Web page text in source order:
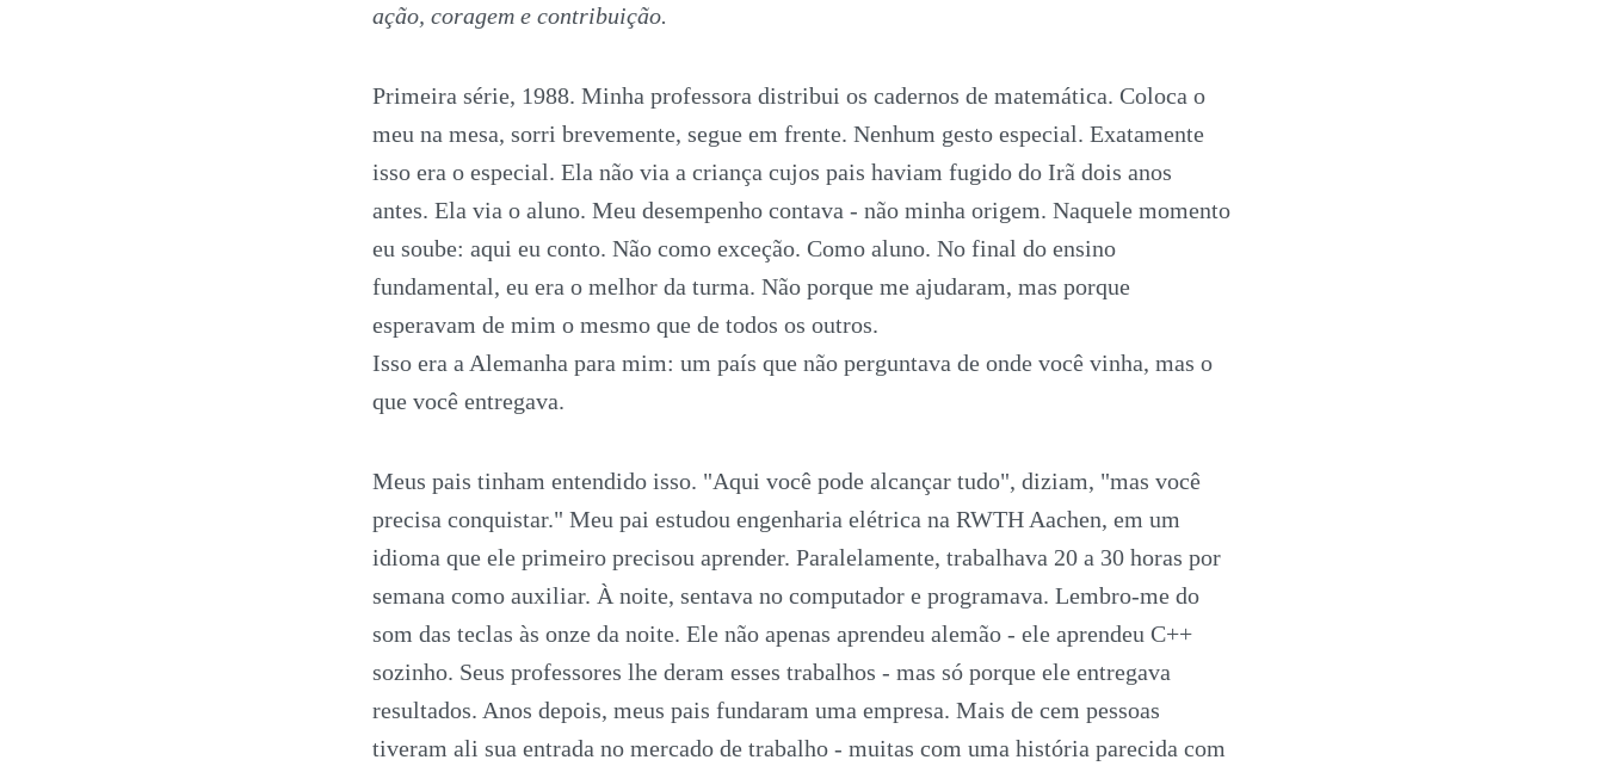
ação, coragem e contribuição.
Primeira série, 1988. Minha professora distribui os cadernos de matemática. Coloca o
meu na mesa, sorri brevemente, segue em frente. Nenhum gesto especial. Exatamente
isso era o especial. Ela não via a criança cujos pais haviam fugido do Irã dois anos
antes. Ela via o aluno. Meu desempenho contava - não minha origem. Naquele momento
eu soube: aqui eu conto. Não como exceção. Como aluno. No final do ensino
fundamental, eu era o melhor da turma. Não porque me ajudaram, mas porque
esperavam de mim o mesmo que de todos os outros.
Isso era a Alemanha para mim: um país que não perguntava de onde você vinha, mas o
que você entregava.
Meus pais tinham entendido isso. "Aqui você pode alcançar tudo", diziam, "mas você
precisa conquistar." Meu pai estudou engenharia elétrica na RWTH Aachen, em um
idioma que ele primeiro precisou aprender. Paralelamente, trabalhava 20 a 30 horas por
semana como auxiliar. À noite, sentava no computador e programava. Lembro-me do
som das teclas às onze da noite. Ele não apenas aprendeu alemão - ele aprendeu C++
sozinho. Seus professores lhe deram esses trabalhos - mas só porque ele entregava
resultados. Anos depois, meus pais fundaram uma empresa. Mais de cem pessoas
tiveram ali sua entrada no mercado de trabalho - muitas com uma história parecida com